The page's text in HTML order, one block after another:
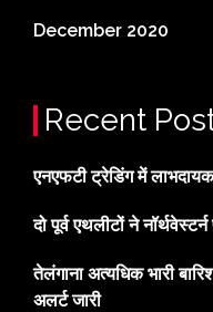
December 2020
Recent
एनएफटी ट्रेडिंग में
दो पूर्व एथलीटों ने
तेलंगाना अत्यधिक भारी
अलर्ट जारी